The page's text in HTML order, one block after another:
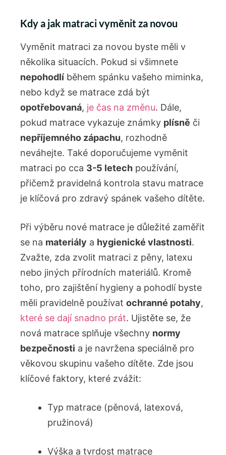
Kdy a jak matraci vyměnit za novou
Vyměnit matraci za novou byste měli v
několika situacích. Pokud si všimnete
nepohodlí během spánku vašeho miminka,
nebo když se matrace zdá být
opotřebovaná, je čas na změnu. Dále,
pokud matrace vykazuje známky plísně či
nepříjemného zápachu, rozhodně
neváhejte. Také doporučujeme vyměnit
matraci po cca 3-5 letech používání,
přičemž pravidelná kontrola stavu matrace
je klíčová pro zdravý spánek vašeho dítěte.
Při výběru nové matrace je důležité zaměřit
se na materiály a hygienické vlastnosti.
Zvažte, zda zvolit matraci z pěny, latexu
nebo jiných přírodních materiálů. Kromě
toho, pro zajištění hygieny a pohodlí byste
měli pravidelně používat ochranné potahy,
které se dají snadno prát. Ujistěte se, že
nová matrace splňuje všechny normy
bezpečnosti a je navržena speciálně pro
věkovou skupinu vašeho dítěte. Zde jsou
klíčové faktory, které zvážit:
Typ matrace (pěnová, latexová,
pružinová)
Výška a tvrdost matrace